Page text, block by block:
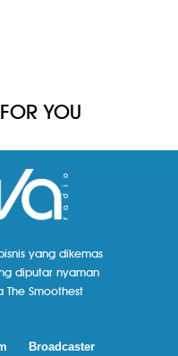
YOU
yang dikemas
diputar nyaman
Smoothest
Broadcaster